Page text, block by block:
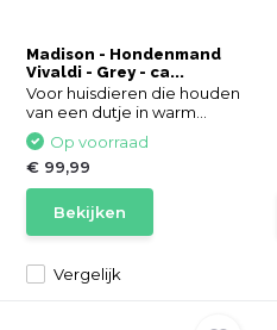
Madison - Hondenmand
Vivaldi - Grey - ca...
Voor huisdieren die houden
van een dutje in warm...
Vergelijk
Op voorraad
€ 99,99
Bekijken